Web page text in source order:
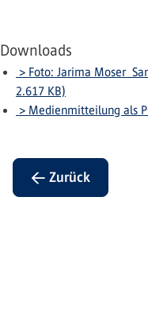
Downloads
> Foto: Jarima
2.617 KB)
> Medienmitteilung als
← Zurück